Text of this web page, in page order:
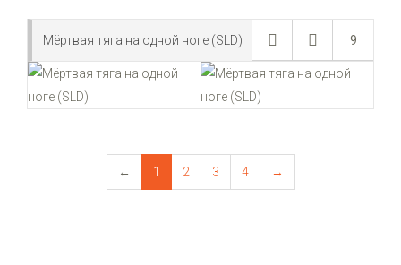
9
Мёртвая тяга на одной ноге (SLD)
← 1 2 3 4 →